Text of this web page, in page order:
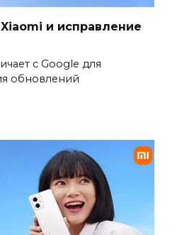
и исправление
с Google для
обновлений